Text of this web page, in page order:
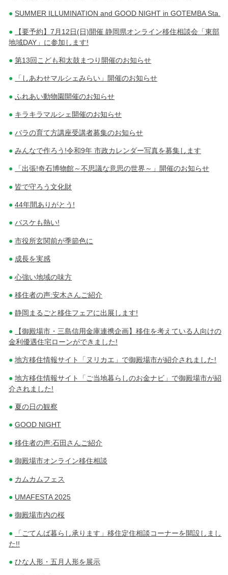
ン SUMMER ILLUMINATION and GOOD NIGHT in GOTEMBA Sta.
【要予約】7月12日(日)開催 静岡県オンライン移住相談会「東部
地域DAY」に参加します!
第13回こども和太鼓まつり開催のお知らせ
「しあわせマルシェみらい」開催のお知らせ
ふれあい動物園開催のお知らせ
キラキラマルシェ開催のお知らせ
バラの育て方講座受講者募集のお知らせ
みんなで作ろう!令和9年 市政カレンダー写真を募集します
「出張!奇石博物館～不思議な意思の世界～」開催のお知らせ
皆で守ろう文化財
44年間ありがとう!
バスケも熱い!
市役所玄関前が季節色に
成長を実感
心強い地域の味方
移住者の声:安木さんご紹介
静岡まるごと移住フェアに出展します!
【御殿場市・三島信用金庫連携企画】移住を考えている人向けの
金利優遇住宅ローンができました!
地方移住情報サイト「ヌリカエ」で御殿場市が紹介されました!
地方移住情報サイト「ご当地暮らしのお金ナビ」で御殿場市が紹
介されました!
夏の日の観察
GOOD NIGHT
移住者の声:石田さんご紹介
御殿場市オンライン移住相談
カムカムフェス
UMAFESTA 2025
御殿場市内の桜
「ごてんば暮らし承ります」移住定住相談コーナーを開設しまし
た!!
ひな人形・五月人形を展示